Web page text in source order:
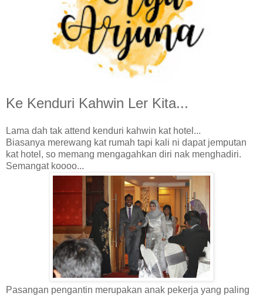
Ke Kenduri Kahwin Ler Kita...
Lama dah tak attend kenduri kahwin kat hotel...
Biasanya merewang kat rumah tapi kali ni dapat jemputan
kat hotel, so memang mengagahkan diri nak menghadiri.
Semangat koooo...
Pasangan pengantin merupakan anak pekerja yang paling